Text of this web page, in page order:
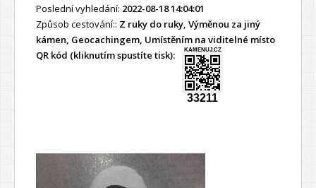
Poslední vyhledání: 2022-08-18 14:04:01
Způsob cestování:: Z ruky do ruky, Výměnou za jiný
kámen, Geocachingem, Umístěním na viditelné místo
QR kód (kliknutím spustíte tisk):
KAMENUJ.CZ
33211